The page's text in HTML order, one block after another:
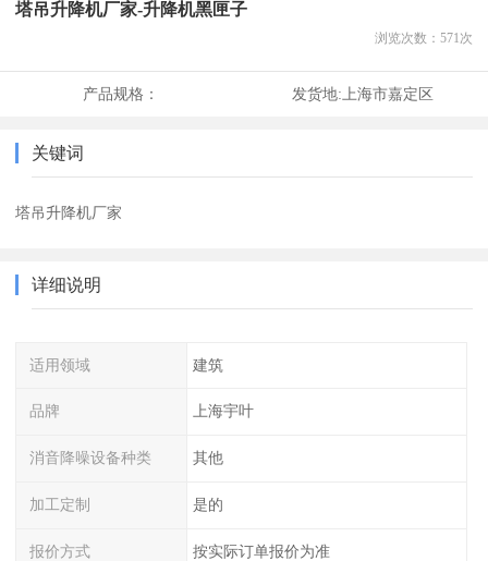
塔吊升降机厂家-升降机黑匣子
浏览次数： 571 次
产品规格： 发货地:上海市嘉定区
关键词
塔吊升降机厂家
详细说明
适用领域 建筑
品牌 上海宇叶
消音降噪设备种类 其他
加工定制 是的
报价方式 按实际订单报价为准